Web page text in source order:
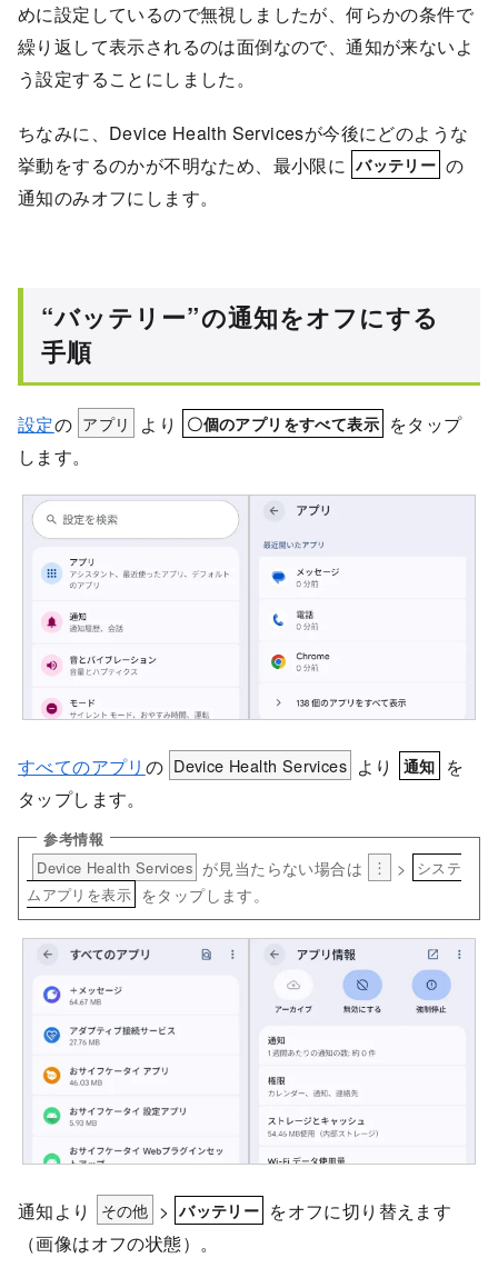
めに設定しているので無視しましたが、何らかの条件で
繰り返して表示されるのは面倒なので、通知が来ないよ
う設定することにしました。
ちなみに、Device Health Servicesが今後にどのような
挙動をするのかが不明なため、最小限に バッテリー の
通知のみオフにします。
“バッテリー”の通知をオフにする
手順
設定の アプリ より 〇個のアプリをすべて表示 をタップ
します。
すべてのアプリ の Device Health Services より 通知 を
タップします。
Device Health Services が見当たらない場合は ︙ >
システ
ムアプリを表示 をタップします。
通知より その他 > バッテリー をオフに切り替えます
（画像はオフの状態）。